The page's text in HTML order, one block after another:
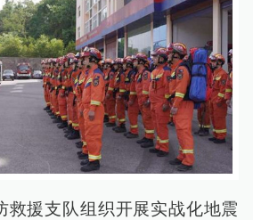
救援支队组织开展实战化地震